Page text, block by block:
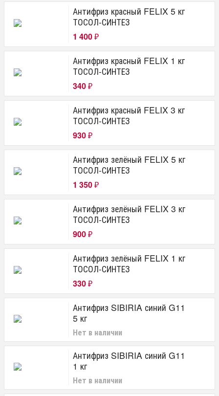
Антифриз красный FELIX 5 кг
ТОСОЛ-СИНТЕЗ
1 400 ₽
Антифриз красный FELIX 1 кг
ТОСОЛ-СИНТЕЗ
340 ₽
Антифриз красный FELIX 3 кг
ТОСОЛ-СИНТЕЗ
930 ₽
Антифриз зелёный FELIX 5 кг
ТОСОЛ-СИНТЕЗ
1 350 ₽
Антифриз зелёный FELIX 3 кг
ТОСОЛ-СИНТЕЗ
900 ₽
Антифриз зелёный FELIX 1 кг
ТОСОЛ-СИНТЕЗ
330 ₽
Антифриз SIBIRIA синий G11
5 кг
Нет в наличии
Антифриз SIBIRIA синий G11
1 кг
Нет в наличии